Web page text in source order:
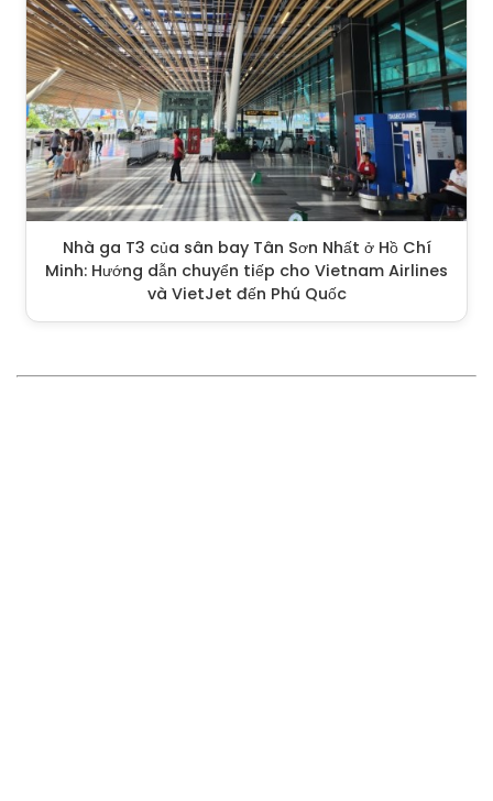
Nhà ga T3 của sân bay Tân Sơn Nhất ở Hồ Chí
Minh: Hướng dẫn chuyển tiếp cho Vietnam Airlines
và VietJet đến Phú Quốc